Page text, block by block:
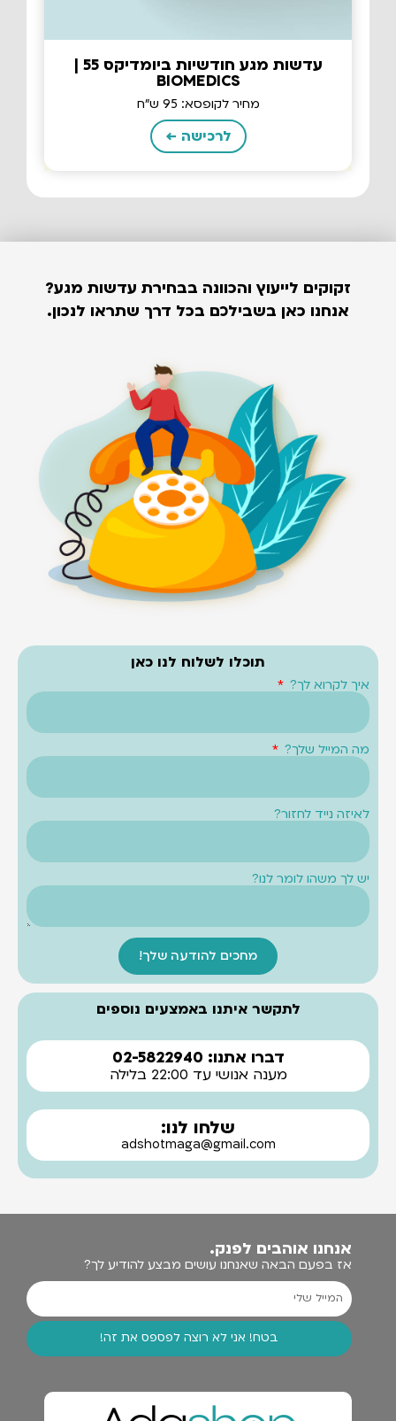
עדשות מגע חודשיות ביומדיקס 55 |
BIOMEDICS
מחיר לקופסא: 95 ש"ח
לרכישה ←
זקוקים לייעוץ והכוונה בבחירת עדשות מגע?
אנחנו כאן בשבילכם בכל דרך שתראו לנכון.
תוכלו לשלוח לנו כאן
איך לקרוא לך?
מה המייל שלך?
לאיזה נייד לחזור?
יש לך משהו לומר לנו?
מחכים להודעה שלך!
לתקשר איתנו באמצעים נוספים
דברו אתנו: 02-5822940
מענה אנושי עד 22:00 בלילה
שלחו לנו:
adshotmaga@gmail.com
אנחנו אוהבים לפנק.
אז בפעם הבאה שאנחנו עושים מבצע להודיע לך?
בטח! אני לא רוצה לפספס את זה!